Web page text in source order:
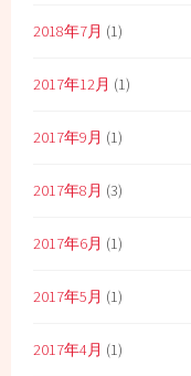
2018年7月 (1)
2017年12月 (1)
2017年9月 (1)
2017年8月 (3)
2017年6月 (1)
2017年5月 (1)
2017年4月 (1)